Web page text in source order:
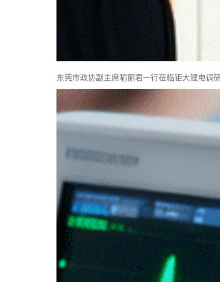
东莞市政协副主席喻丽君一行莅临钜大锂电调